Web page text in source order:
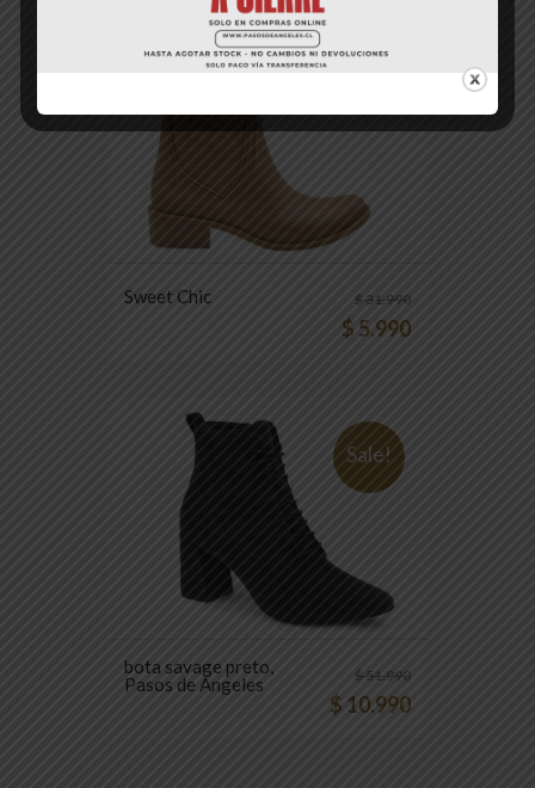
Sweet Chic $31.990
$ 5.990
Sale!
bota savage preto,
Pasos de Angeles
$51.990
$ 10.990